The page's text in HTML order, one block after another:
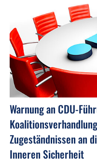
Warnung an CDU-
Zugeständnissen an
Inneren Sicherheit